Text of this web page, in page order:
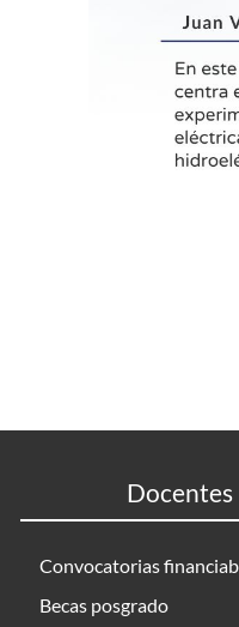
Docentes
Convocatorias
Becas posgrado